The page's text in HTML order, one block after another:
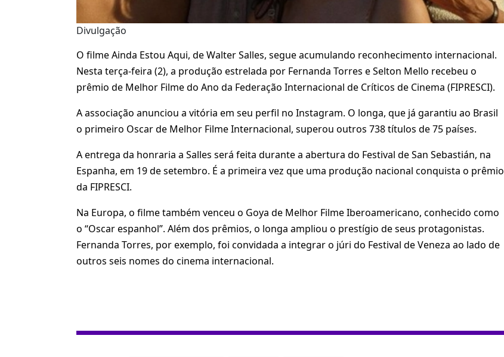
Divulgação
O filme Ainda Estou Aqui, de Walter Salles, segue acumulando reconhecimento internacional.
Nesta terça-feira (2), a produção estrelada por Fernanda Torres e Selton Mello recebeu o
prêmio de Melhor Filme do Ano da Federação Internacional de Críticos de Cinema (FIPRESCI).
A associação anunciou a vitória em seu perfil no Instagram. O longa, que já garantiu ao Brasil
o primeiro Oscar de Melhor Filme Internacional, superou outros 738 títulos de 75 países.
A entrega da honraria a Salles será feita durante a abertura do Festival de San Sebastián, na
Espanha, em 19 de setembro. É a primeira vez que uma produção nacional conquista o prêmio
da FIPRESCI.
Na Europa, o filme também venceu o Goya de Melhor Filme Iberoamericano, conhecido como
o “Oscar espanhol”. Além dos prêmios, o longa ampliou o prestígio de seus protagonistas.
Fernanda Torres, por exemplo, foi convidada a integrar o júri do Festival de Veneza ao lado de
outros seis nomes do cinema internacional.